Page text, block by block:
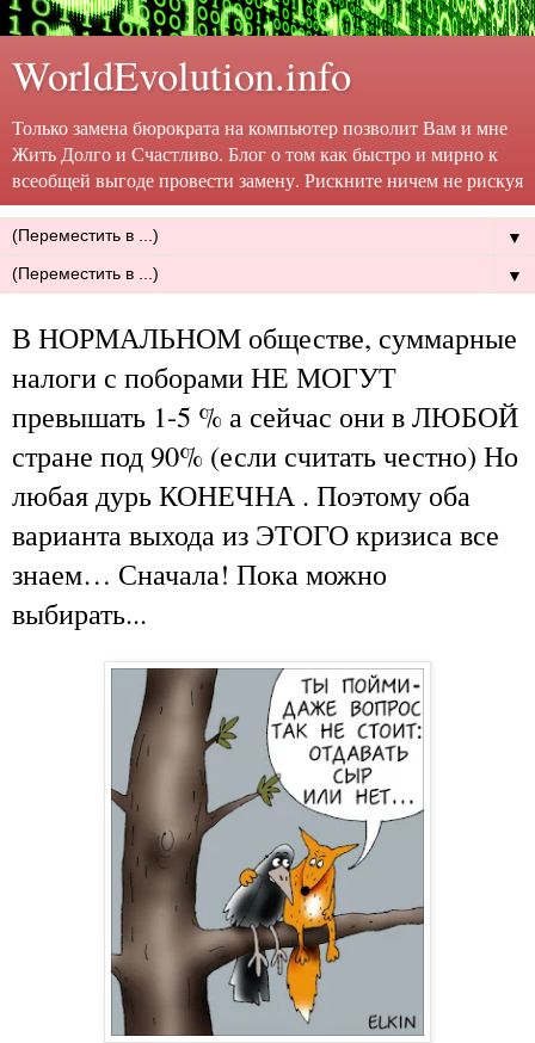
WorldEvolution.info
Только замена бюрократа на компьютер позволит Вам и мне
Жить Долго и Счастливо. Блог о том как быстро и мирно к
всеобщей выгоде провести замену. Рискните ничем не рискуя
▼
▼
В НОРМАЛЬНОМ обществе, суммарные
налоги с поборами НЕ МОГУТ
превышать 1-5 % а сейчас они в ЛЮБОЙ
стране под 90% (если считать честно) Но
любая дурь КОНЕЧНА . Поэтому оба
варианта выхода из ЭТОГО кризиса все
знаем… Сначала! Пока можно
выбирать...